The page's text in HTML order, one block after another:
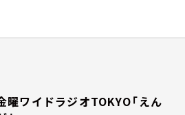
曜ワイドラジオTOKYO「えん